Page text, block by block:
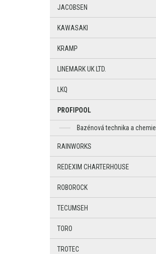
JACOBSEN
KAWASAKI
KRAMP
LINEMARK UK LTD.
LKQ
PROFIPOOL
Bazénová technika a chemie
RAINWORKS
REDEXIM CHARTERHOUSE
ROBOROCK
TECUMSEH
TORO
TROTEC